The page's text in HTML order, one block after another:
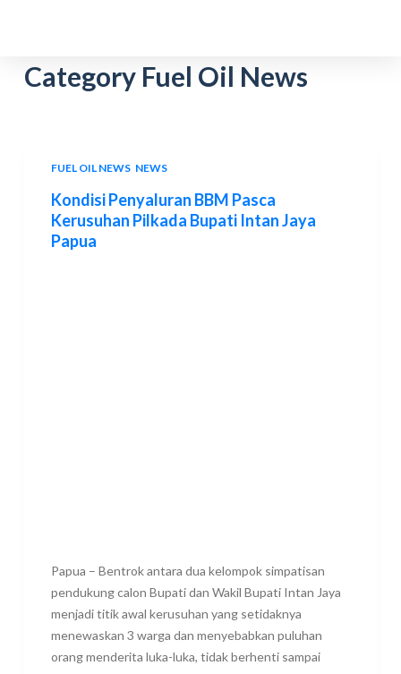
pCategoryFuel Oil News
FUEL OIL NEWS, NEWS
Kondisi Penyaluran BBM Pasca
Kerusuhan Pilkada Bupati Intan Jaya
Papua
Papua – Bentrok antara dua kelompok simpatisan
pendukung calon Bupati dan Wakil Bupati Intan Jaya
menjadi titik awal kerusuhan yang setidaknya
menewaskan 3 warga dan menyebabkan puluhan
orang menderita luka-luka, tidak berhenti sampai